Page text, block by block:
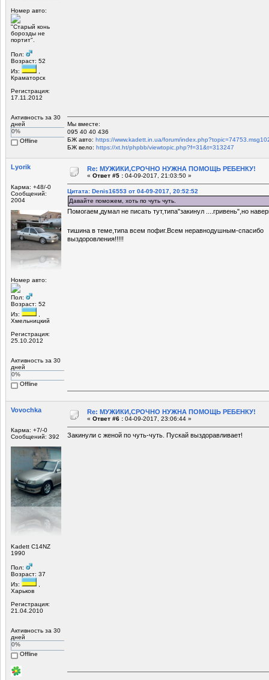
Номер авто:
"Старый конь
борозды не
портит".
Пол:
Возраст: 52
Из:
Краматорск
Регистрация:
17.11.2012
Активность за 30
дней
0%
Offline
Мы вместе:
095 40 40 436
БЖ авто: https://www.kadett.in.ua/forum/
БЖ вело: https://xt.ht/phpbb/viewtopic.php?f=31&t=313247
Lyorik
Карма: +48/-0
Сообщений:
2004
Номер авто:
Пол:
Возраст: 52
Из:
Хмельницкий
Регистрация:
25.10.2012
Активность за 30
дней
0%
Offline
Re: МУЖИКИ,СРОЧНО НУЖНА ПОМОЩЬ РЕБЕНКУ!
« Ответ #5 : 04-09-2017, 21:03:50 »
Цитата: Denis16553 от 04-09-2017, 20:52:52
Давайте поможем, хоть по чуть чуть.
Помогаем,думал не писать тут,типа"закинул ....гривень",но
тишина в теме,типа всем пофиг.Всем неравнодушным-спасибо
выздоровления!!!!!
Vovochka
Карма: +7/-0
Сообщений: 392
Kadett C14NZ
1990
Пол:
Возраст: 37
Из:
Харьков
Регистрация:
21.04.2010
Активность за 30
дней
0%
Offline
Re: МУЖИКИ,СРОЧНО НУЖНА ПОМОЩЬ РЕБЕНКУ!
« Ответ #6 : 04-09-2017, 23:06:44 »
Закинули с женой по чуть-чуть. Пускай выздоравливает!